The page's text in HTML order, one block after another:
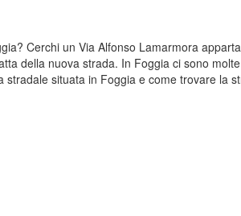
Cerchi un Via Alfonso Lamarmora
della nuova strada. In Foggia ci sono
situata in Foggia e come trovare la